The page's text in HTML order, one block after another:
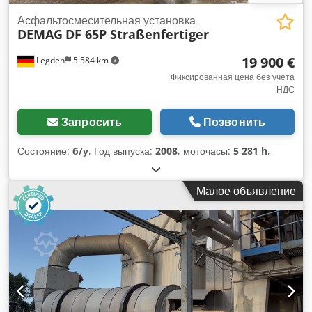
Legden 5 584 km
Асфальтосмесительная установка
DEMAG DF 65P Straßenfertiger
19 900 €
Фиксированная цена без учета
НДС
Запросить Позвонить
Состояние: б/у, Год выпуска: 2008, моточасы: 5 281 h,
Малое объявление